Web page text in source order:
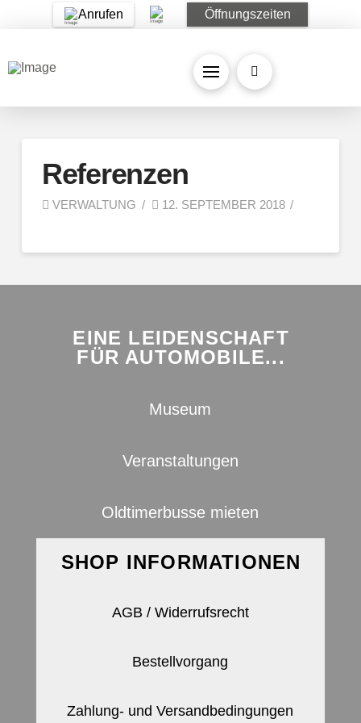
Anrufen Öffnungszeiten
Referenzen
VERWALTUNG 12. SEPTEMBER 2018
EINE LEIDENSCHAFT
FÜR AUTOMOBILE...
Museum
Veranstaltungen
Oldtimerbusse mieten
SHOP INFORMATIONEN
AGB / Widerrufsrecht
Bestellvorgang
Zahlung- und Versandbedingungen